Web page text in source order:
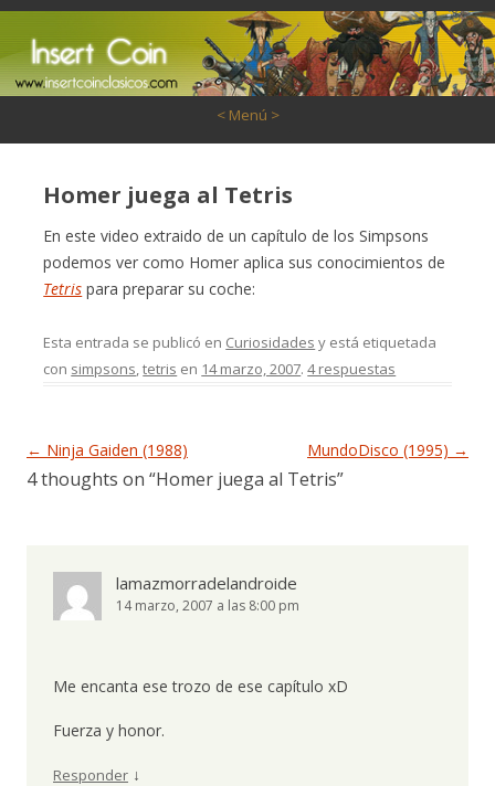
< Menú >
Homer juega al Tetris
En este video extraido de un capítulo de los Simpsons
podemos ver como Homer aplica sus conocimientos de
Tetris para preparar su coche:
Esta entrada se publicó en Curiosidades y está etiquetada
con simpsons,tetris en 14 marzo, 2007.4 respuestas
Navegación de entradas
← Ninja Gaiden (1988) MundoDisco (1995) →
4 thoughts on “Homer juega al Tetris”
lamazmorradelandroide
14 marzo, 2007 a las 8:00 pm
Me encanta ese trozo de ese capítulo xD
Fuerza y honor.
Responder ↓